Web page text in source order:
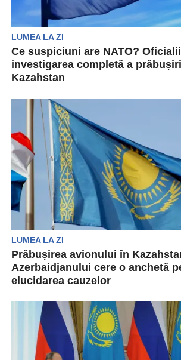
LUMEA LA ZI
Ce suspiciuni are NATO?
investigarea completă a
Kazahstan
cauzelor prăbușirii avionului
din Kazahstan. În...
LUMEA LA ZI
Prăbușirea avionului în
Azerbaidjanului cere o anchetă
elucidarea cauzelor
solicitat constituirea unei comisii
investigarea prăbușirii avionului
Azerbaijan Airlines...